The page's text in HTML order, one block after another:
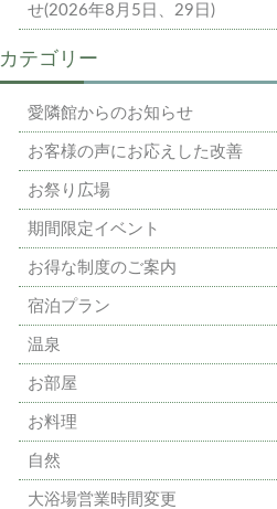
せ(2026年8月5日、29日)
カテゴリー
愛隣館からのお知らせ
お客様の声にお応えした改善
お祭り広場
期間限定イベント
お得な制度のご案内
宿泊プラン
温泉
お部屋
お料理
自然
大浴場営業時間変更